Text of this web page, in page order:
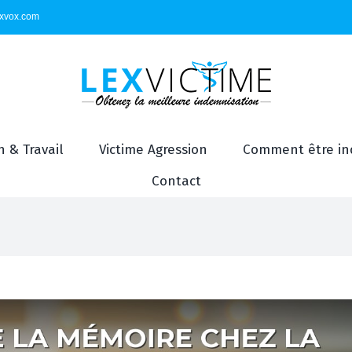
& Travail Victime Agression Comment être
Contact